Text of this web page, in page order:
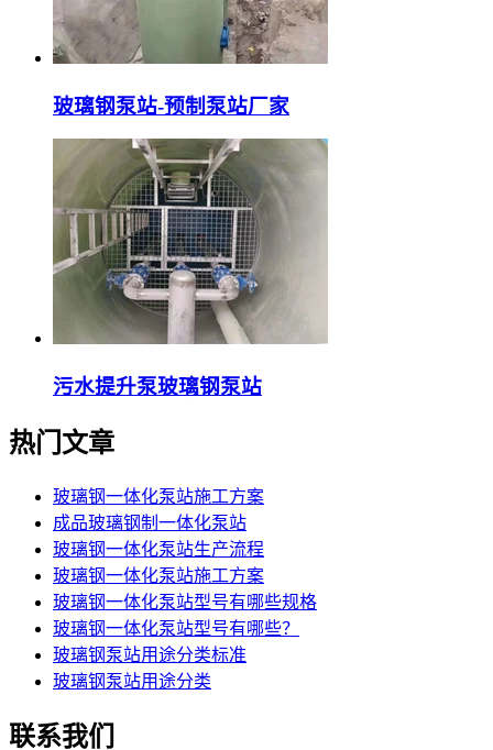
玻璃钢泵站-预制泵站厂家
污水提升泵玻璃钢泵站
热门文章
玻璃钢一体化泵站施工方案
成品玻璃钢制一体化泵站
玻璃钢一体化泵站生产流程
玻璃钢一体化泵站施工方案
玻璃钢一体化泵站型号有哪些规格
玻璃钢一体化泵站型号有哪些？
玻璃钢泵站用途分类标准
玻璃钢泵站用途分类
联系我们